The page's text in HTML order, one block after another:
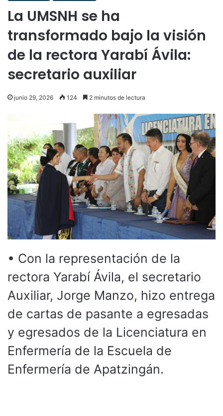
La UMSNH se ha
transformado bajo la visión
de la rectora Yarabí Ávila:
secretario auxiliar
junio 29, 2026 124 2 minutos de lectura
• Con la representación de la
rectora Yarabí Ávila, el secretario
Auxiliar, Jorge Manzo, hizo entrega
de cartas de pasante a egresadas
y egresados de la Licenciatura en
Enfermería de la Escuela de
Enfermería de Apatzingán.